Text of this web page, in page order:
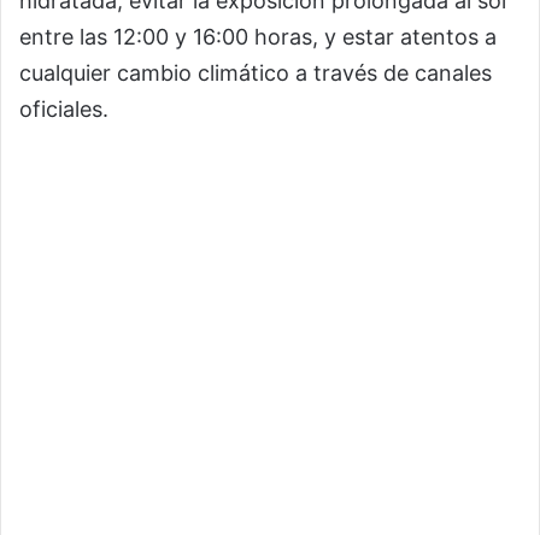
entre las 12:00 y 16:00 horas, y estar atentos a
cualquier cambio climático a través de canales
oficiales.